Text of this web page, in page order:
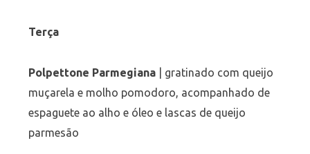
Terça
Polpettone Parmegiana| gratinado com queijo
muçarela e molho pomodoro, acompanhado de
espaguete ao alho e óleo e lascas de queijo
parmesão